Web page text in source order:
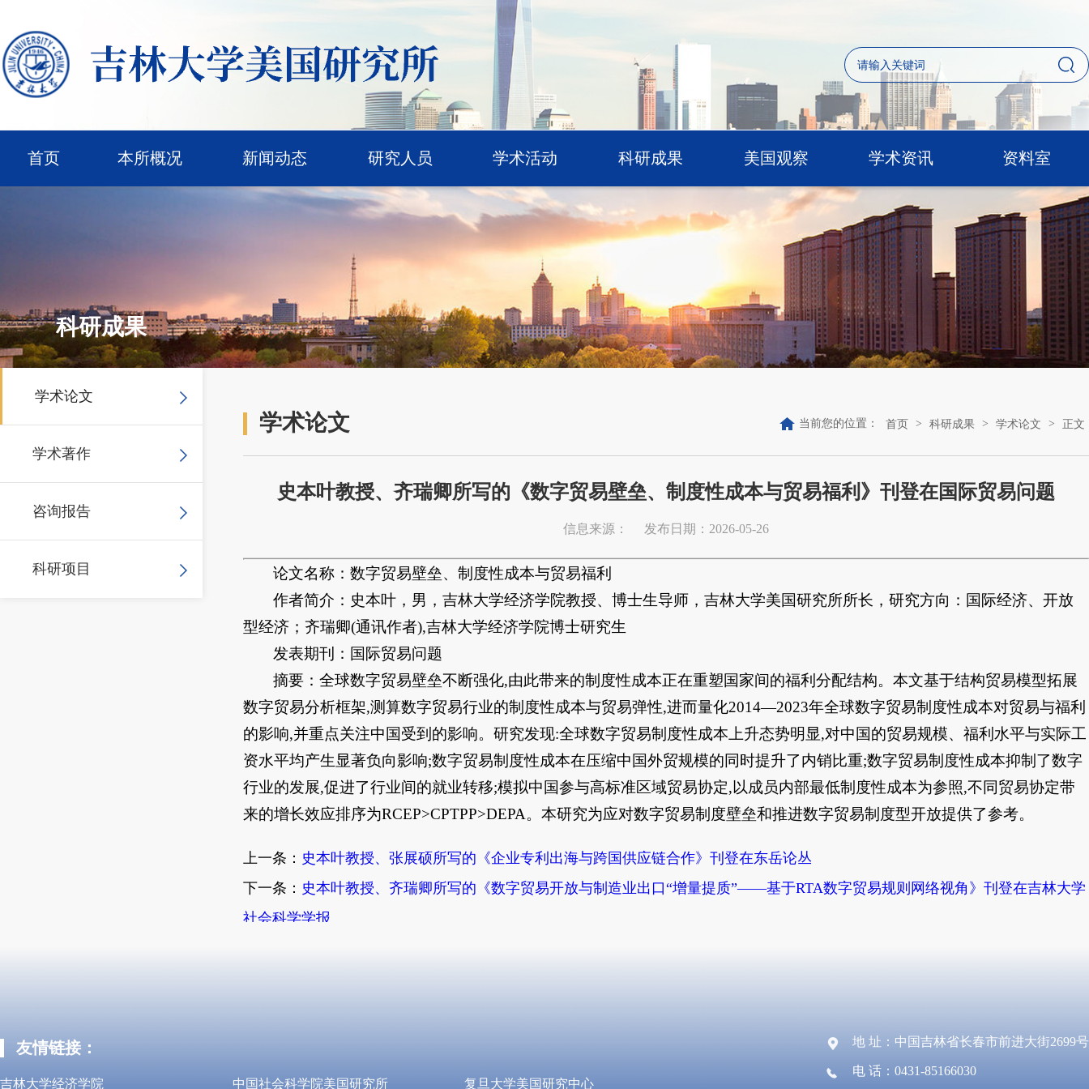
首页 本所概况 新闻动态 研究人员 学术活动 科研成果 美国观察 学术资讯 资料室
科研成果
学术论文
学术著作
咨询报告
科研项目
学术论文 当前您的位置： 首页 > 科研成果 > 学术论文 > 正文
史本叶教授、齐瑞卿所写的《数字贸易壁垒、制度性成本与贸易福利》刊登在国际贸易问题
信息来源： 发布日期：2026-05-26
论文名称：数字贸易壁垒、制度性成本与贸易福利
作者简介：史本叶，男，吉林大学经济学院教授、博士生导师，吉林大学美国研究所所长，研究方向：国际经济、开放
型经济；齐瑞卿(通讯作者),吉林大学经济学院博士研究生
发表期刊：国际贸易问题
摘要：全球数字贸易壁垒不断强化,由此带来的制度性成本正在重塑国家间的福利分配结构。本文基于结构贸易模型拓展
数字贸易分析框架,测算数字贸易行业的制度性成本与贸易弹性,进而量化2014—2023年全球数字贸易制度性成本对贸易与福利
的影响,并重点关注中国受到的影响。研究发现:全球数字贸易制度性成本上升态势明显,对中国的贸易规模、福利水平与实际工
资水平均产生显著负向影响;数字贸易制度性成本在压缩中国外贸规模的同时提升了内销比重;数字贸易制度性成本抑制了数字
行业的发展,促进了行业间的就业转移;模拟中国参与高标准区域贸易协定,以成员内部最低制度性成本为参照,不同贸易协定带
来的增长效应排序为RCEP>CPTPP>DEPA。本研究为应对数字贸易制度壁垒和推进数字贸易制度型开放提供了参考。
上一条： 史本叶教授、张展硕所写的《企业专利出海与跨国供应链合作》刊登在东岳论丛
下一条： 史本叶教授、齐瑞卿所写的《数字贸易开放与制造业出口“增量提质”——基于RTA数字贸易规则网络视角》刊登在吉林大学
社会科学学报
友情链接：
吉林大学经济学院 中国社会科学院美国研究所 复旦大学美国研究中心
地 址：中国吉林省长春市前进大街2699号
电 话：0431-85166030